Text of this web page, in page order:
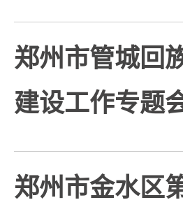
郑州市管城回
建设工作专题
郑州市金水区